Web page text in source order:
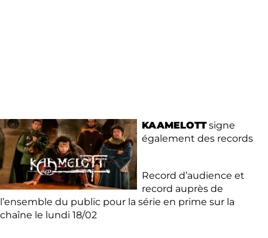
KAAMELOTTsigne
également des records
Record d’audience et
record auprès de
l’ensemble du public pour la série en prime sur la
chaîne le lundi 18/02